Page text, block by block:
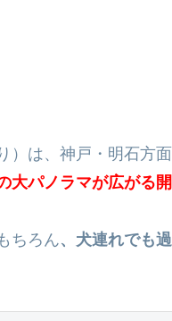
）は、神戸・明石方
大パノラマが広がる
ちろん、犬連れでも